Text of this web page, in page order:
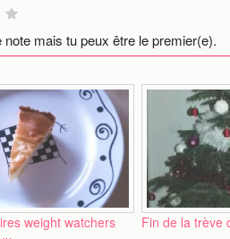
note mais tu peux être le premier(e).
weight watchers
Fin de la trève